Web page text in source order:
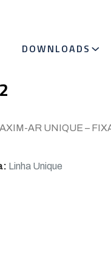
DOWNLOADS
AR UNIQUE –
Linha Unique